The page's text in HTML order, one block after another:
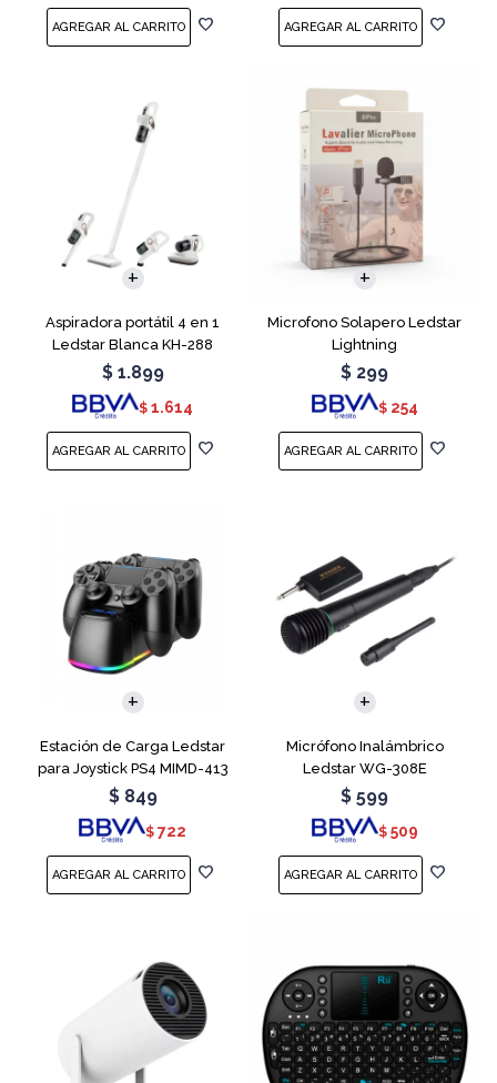
Aspiradora portátil 4 en 1
Ledstar Blanca KH-288
$ 1.899
$ 1.614
Microfono Solapero Ledstar
Lightning
$ 299
$ 254
Estación de Carga Ledstar
para Joystick PS4 MIMD-413
RGB
$ 849
$ 722
Micrófono Inalámbrico
Ledstar WG-308E
$ 599
$ 509